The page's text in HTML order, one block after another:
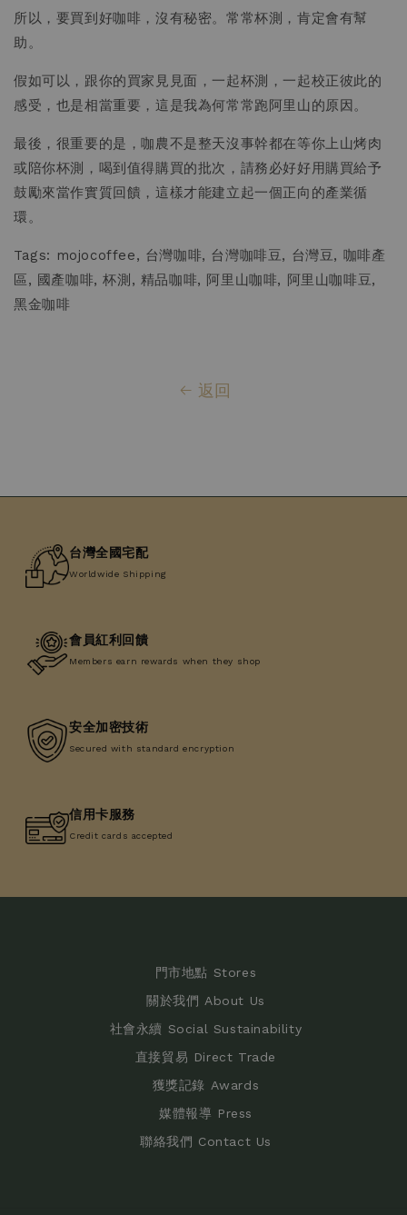
所以，要買到好咖啡，沒有秘密。常常杯測，肯定會有幫
助。
假如可以，跟你的買家見見面，一起杯測，一起校正彼此的
感受，也是相當重要，這是我為何常常跑阿里山的原因。
最後，很重要的是，咖農不是整天沒事幹都在等你上山烤肉
或陪你杯測，喝到值得購買的批次，請務必好好用購買給予
鼓勵來當作實質回饋，這樣才能建立起一個正向的產業循
環。
Tags: mojocoffee, 台灣咖啡, 台灣咖啡豆, 台灣豆, 咖啡產
區, 國產咖啡, 杯測, 精品咖啡, 阿里山咖啡, 阿里山咖啡豆,
黑金咖啡
返回
台灣全國宅配
Worldwide Shipping
會員紅利回饋
Members earn rewards when they shop
安全加密技術
Secured with standard encryption
信用卡服務
Credit cards accepted
門市地點 Stores
關於我們 About Us
社會永續 Social Sustainability
直接貿易 Direct Trade
獲獎記錄 Awards
媒體報導 Press
聯絡我們 Contact Us